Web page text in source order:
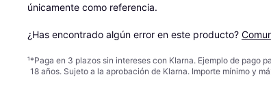
únicamente como referencia.
¿Has encontrado algún error en este producto?
¹*Paga en 3 plazos sin intereses con Klarna. Ejemplo de pago
18 años. Sujeto a la aprobación de Klarna. Importe mínimo y